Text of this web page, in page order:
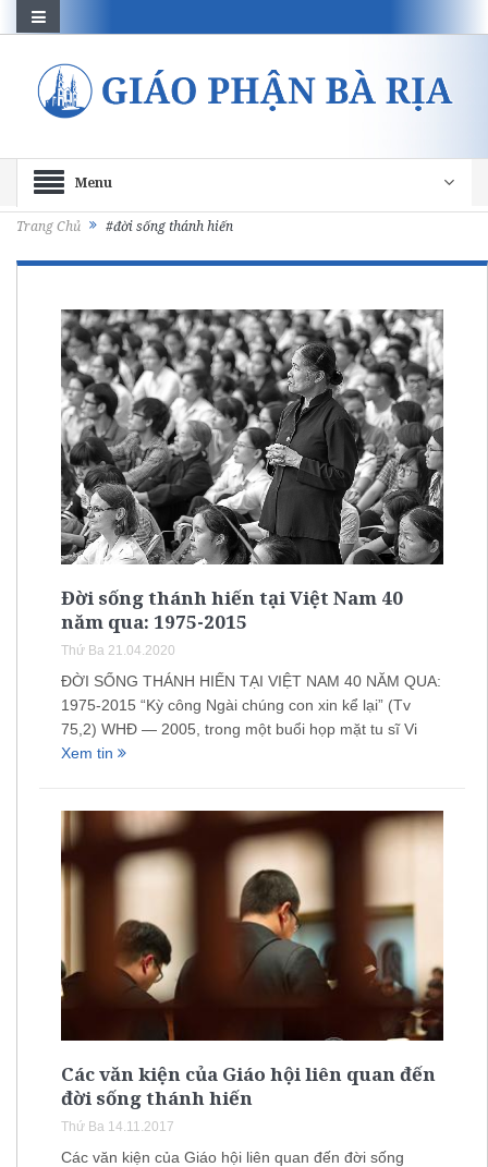
Menu
Trang Chủ #đời sống thánh hiến
Đời sống thánh hiến tại Việt Nam 40
năm qua: 1975-2015
Thứ Ba 21.04.2020
ĐỜI SỐNG THÁNH HIẾN TẠI VIỆT NAM 40 NĂM QUA:
1975-2015 “Kỳ công Ngài chúng con xin kể lại” (Tv
75,2) WHĐ — 2005, trong một buổi họp mặt tu sĩ Vi
Xem tin
Các văn kiện của Giáo hội liên quan đến
đời sống thánh hiến
Thứ Ba 14.11.2017
Các văn kiện của Giáo hội liên quan đến đời sống